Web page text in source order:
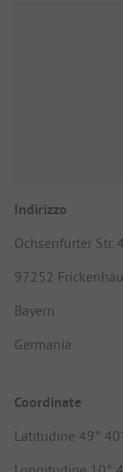
Indirizzo
Ochsenfurter Str.
97252
Bayern
Germania
Coordinate
Latitudine 49°